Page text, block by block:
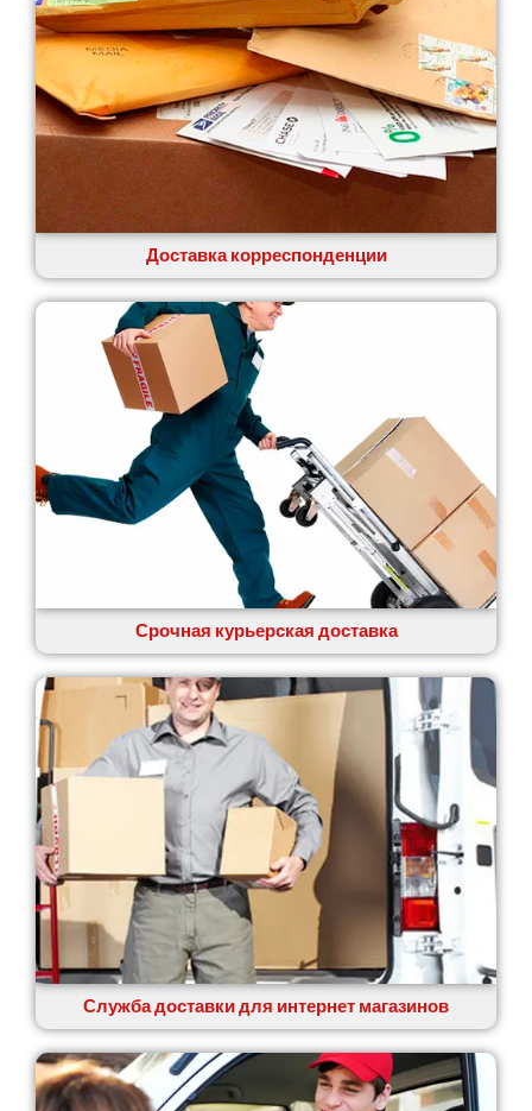
Доставка корреспонденции
Срочная курьерская доставка
Служба доставки для интернет магазинов